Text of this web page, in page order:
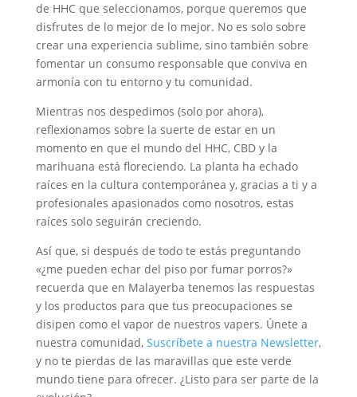
de HHC que seleccionamos, porque queremos que
disfrutes de lo mejor de lo mejor. No es solo sobre
crear una experiencia sublime, sino también sobre
fomentar un consumo responsable que conviva en
armonía con tu entorno y tu comunidad.
Mientras nos despedimos (solo por ahora),
reflexionamos sobre la suerte de estar en un
momento en que el mundo del HHC, CBD y la
marihuana está floreciendo. La planta ha echado
raíces en la cultura contemporánea y, gracias a ti y a
profesionales apasionados como nosotros, estas
raíces solo seguirán creciendo.
Así que, si después de todo te estás preguntando
«¿me pueden echar del piso por fumar porros?»
recuerda que en Malayerba tenemos las respuestas
y los productos para que tus preocupaciones se
disipen como el vapor de nuestros vapers. Únete a
nuestra comunidad, Suscríbete a nuestra Newsletter,
y no te pierdas de las maravillas que este verde
mundo tiene para ofrecer. ¿Listo para ser parte de la